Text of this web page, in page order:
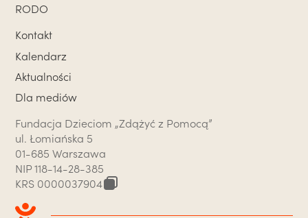
RODO
Kontakt
Kalendarz
Aktualności
Dla mediów
Fundacja Dzieciom „Zdążyć z Pomocą”
ul. Łomiańska 5
01-685 Warszawa
NIP 118-14-28-385
KRS 0000037904